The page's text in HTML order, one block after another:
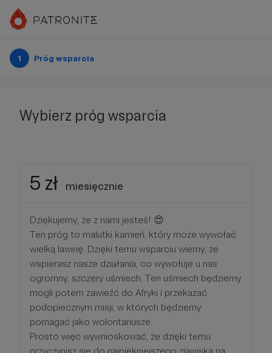
1 Próg wsparcia
Wybierz próg wsparcia
5 zł miesięcznie
Dziękujemy, że z nami jesteś! 😍
Ten próg to malutki kamień, który może wywołać
wielką lawinę. Dzięki temu wsparciu wiemy, że
wspierasz nasze działania, co wywołuje u nas
ogromny, szczery uśmiech. Ten uśmiech będziemy
mogli potem zawieźć do Afryki i przekazać
podopiecznym misji, w których będziemy
pomagać jako wolontariusze.
Prosto więc wywnioskować, że dzięki temu